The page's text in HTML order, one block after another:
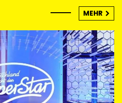
MEHR